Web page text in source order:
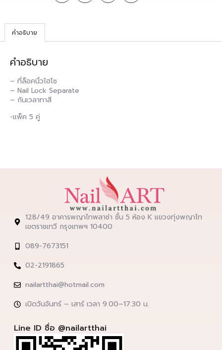
คำอธิบาย
คำอธิบาย
– ที่ล็อคนิ้วไฮโซ
– Nail Lock Separate
– กันเวลาทาสี
-แพ็ค 5 คู่
128/49 อาคารพญาไทพลาซ่า ชั้น 5 ห้อง K แขวงทุ่งพญาไท
เขตราชเทวี กรุงเทพฯ 10400
089-7673151
02-2191865
nailartthai@hotmail.com
เปิดวันจันทร์ – เสาร์ เวลา 9.00–17.30 น.
Line ID ชื่อ @nailartthai